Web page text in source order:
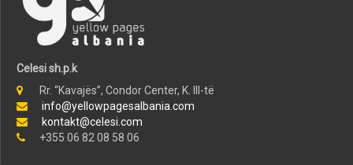
Celesi sh.p.k
Rr. “Kavajës”, Condor Center, K. III-të
info@yellowpagesalbania.com
kontakt@celesi.com
+355 06 82 08 58 06